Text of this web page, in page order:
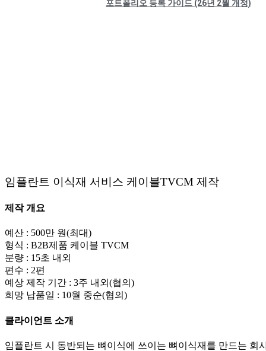
포트폴리오 등록 가이드 (26년 2월 개정)
임플란트 이식재 서비스 케이블TVCM 제작
제작 개요
예산 : 500만 원(최대)
형식 : B2B제품 케이블 TVCM
분량 : 15초 내외
편수 : 2편
예상 제작 기간 : 3주 내외(협의)
희망 납품일 : 10월 중순(협의)
클라이언트 소개
임플란트 시 동반되는 뼈이식에 쓰이는 뼈이식재를 만드는 회